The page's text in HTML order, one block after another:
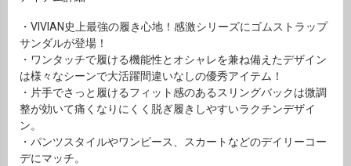
・VIVIAN史上最強の履き心地！感激シリーズにゴムストラップ
サンダルが登場！
・ワンタッチで履ける機能性とオシャレを兼ね備えたデザイン
は様々なシーンで大活躍間違いなしの優秀アイテム！
・片手でさっと履けるフィット感のあるスリングバックは微調
整が効いて痛くなりにくく脱ぎ履きしやすいラクチンデザイ
ン。
・パンツスタイルやワンピース、スカートなどのデイリーコー
デにマッチ。